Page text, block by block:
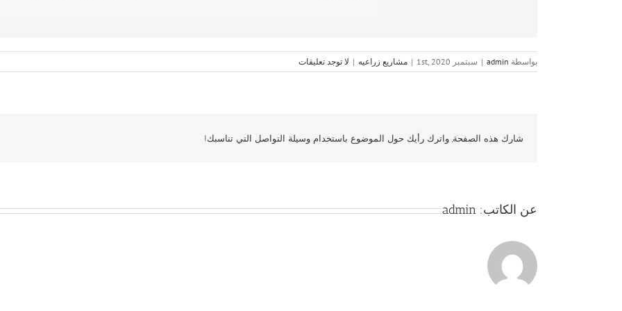
بواسطة admin
| سبتمبر 1st, 2020 | مشاريع زراعيه | لا توجد تعليقات
شارك هذه الصفحة, واترك رأيك حول الموضوع باستخدام وسيلة التواصل التي تناسبك!
عن الكاتب: admin